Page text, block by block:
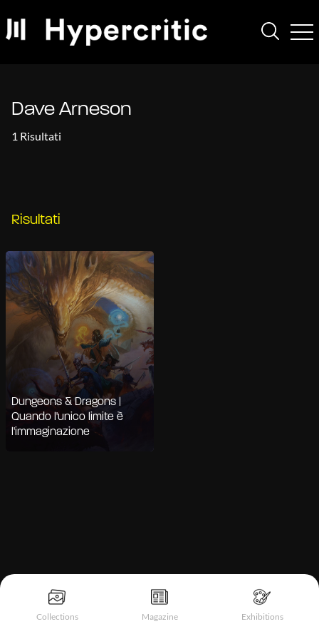
Collections Magazine Exhibitions
Dave Arneson
1 Risultati
Risultati
Dungeons & Dragons |
Quando l'unico limite è
l'immaginazione
Informativa sulla raccolta